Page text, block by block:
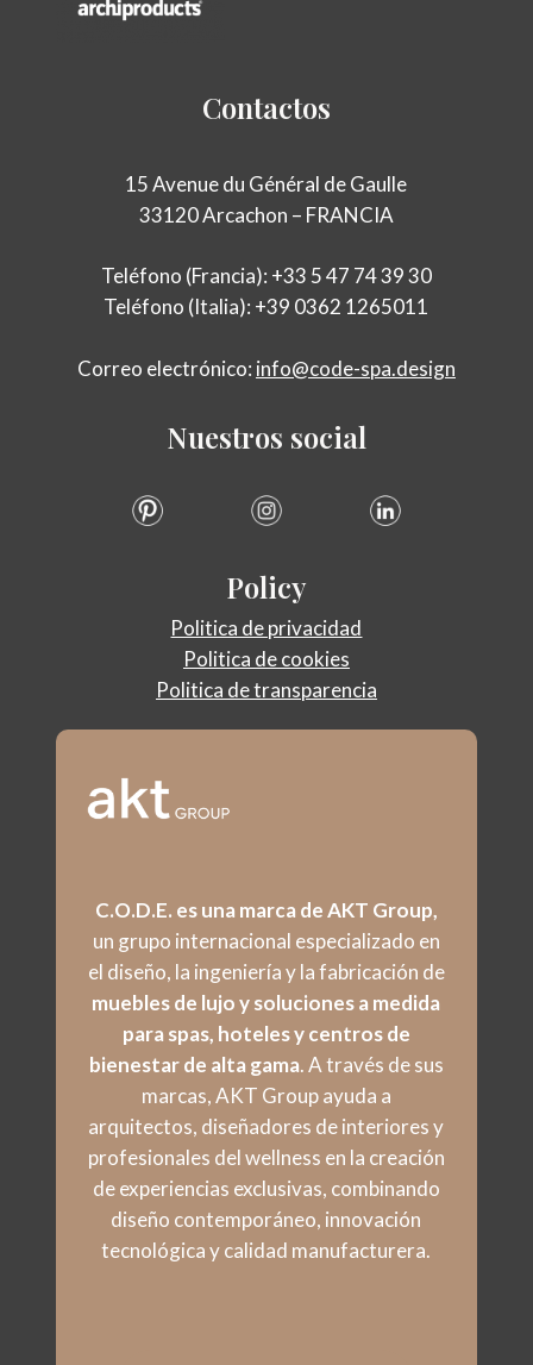
Contactos
15 Avenue du Général de Gaulle
33120 Arcachon – FRANCIA
Teléfono (Francia): +33 5 47 74 39 30
Teléfono (Italia): +39 0362 1265011
Correo electrónico: info@code-spa.design
Nuestros social
Policy
Politica de privacidad
Politica de cookies
Politica de transparencia
C.O.D.E. es una marca de AKT Group,
un grupo internacional especializado en
el diseño, la ingeniería y la fabricación de
muebles de lujo y soluciones a medida
para spas, hoteles y centros de
bienestar de alta gama. A través de sus
marcas, AKT Group ayuda a
arquitectos, diseñadores de interiores y
profesionales del wellness en la creación
de experiencias exclusivas, combinando
diseño contemporáneo, innovación
tecnológica y calidad manufacturera.